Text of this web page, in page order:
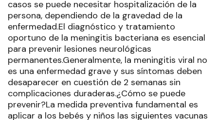
casos se puede necesitar hospitalización de la
persona, dependiendo de la gravedad de la
enfermedad.El diagnóstico y tratamiento
oportuno de la meningitis bacteriana es esencial
para prevenir lesiones neurológicas
permanentes.Generalmente, la meningitis viral no
es una enfermedad grave y sus síntomas deben
desaparecer en cuestión de 2 semanas sin
complicaciones duraderas.¿Cómo se puede
prevenir?La medida preventiva fundamental es
aplicar a los bebés y niños las siguientes vacunas